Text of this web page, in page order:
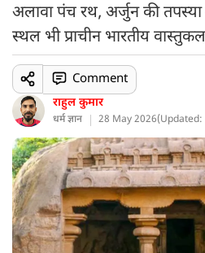
अलावा पंच रथ, अर्जुन की
स्थल भी प्राचीन भारतीय
राहुल कुमार
धर्म ज्ञान 28 May 2026(Updated:
Comment